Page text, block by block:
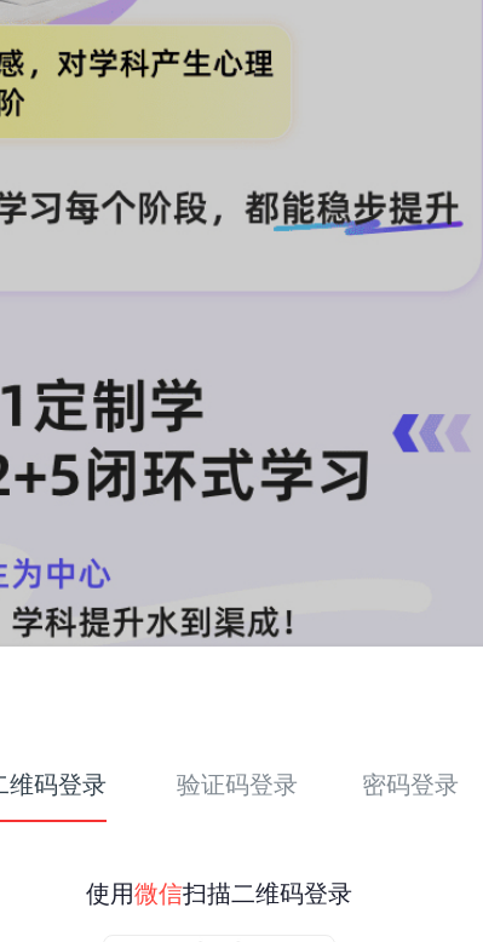
维码登录 验证码登录 密码登录
使用微信扫描二维码登录